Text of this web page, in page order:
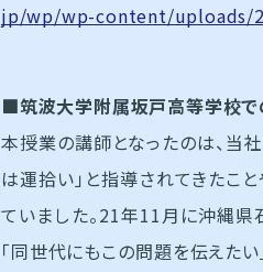
jp/wp/wp-content/uploads/
■筑波大学附属坂戸高等学校
本授業の講師となったのは、当
は運拾い」と指導されてきたこ
ていました。21年11月に沖縄県
「同世代にもこの問題を伝えた